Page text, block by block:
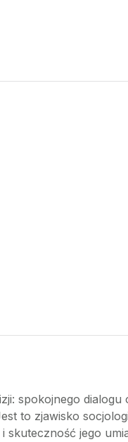
spokojnego
to zjawisko
skuteczność jego